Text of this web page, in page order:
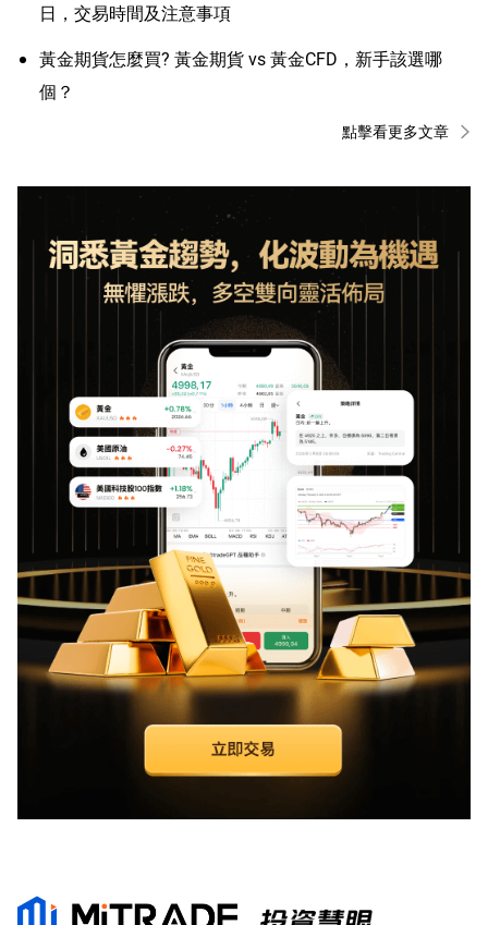
日，交易時間及注意事項
黃金期貨怎麼買? 黃金期貨 vs 黃金CFD，新手該選哪
個？
點擊看更多文章